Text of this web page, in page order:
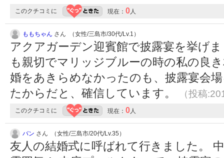
このクチコミに 現在： 0人
ももちゃん さん （女性/三島市/30代/Lv.1）
アクアガーデン迎賓館で披露宴を挙げ
も親切でマリッジブルーの時の私の良
婚をあきらめなかったのも、披露宴会
たからだと、確信しています。
（投稿
このクチコミに 現在： 0人
バン さん （女性/三島市/20代/Lv.35）
友人の結婚式に呼ばれて行きました。